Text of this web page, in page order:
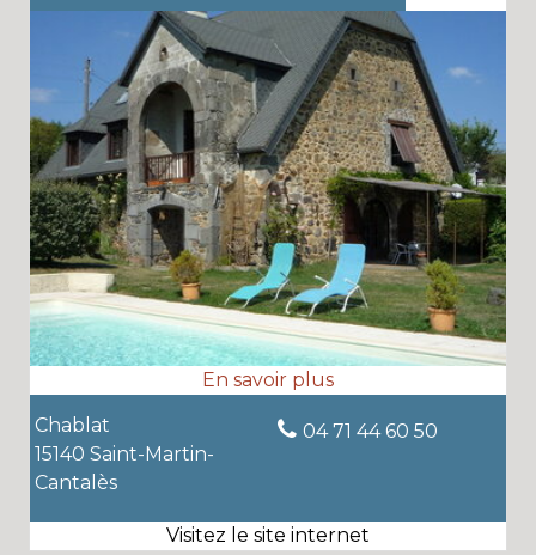
Chablat
15140 Saint-Martin-
Cantalès
04 71 44 60 50